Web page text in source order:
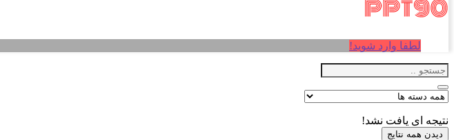
لطفا وارد شوید!
نتیجه ای یافت نشد!
دیدن همه نتایج